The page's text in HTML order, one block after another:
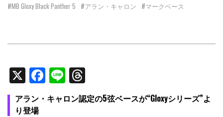
#MB Gloxy Black Panther 5 #アラン・キャロン #マークベース
X Facebook
Line
アラン・キャロン認定の5弦ベースが“Gloxyシリーズ”よ
り登場